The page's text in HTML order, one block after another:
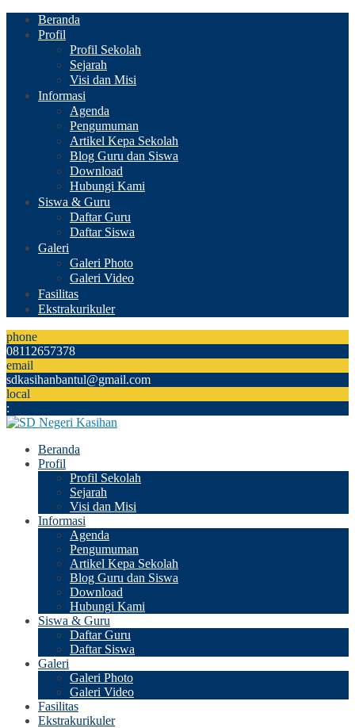
Beranda
Profil
Profil Sekolah
Sejarah
Visi dan Misi
Informasi
Agenda
Pengumuman
Artikel Kepa Sekolah
Blog Guru dan Siswa
Download
Hubungi Kami
Siswa & Guru
Daftar Guru
Daftar Siswa
Galeri
Galeri Photo
Galeri Video
Fasilitas
Ekstrakurikuler
phone
08112657378
email
sdkasihanbantul@gmail.com
local
:
Beranda
Profil
Profil Sekolah
Sejarah
Visi dan Misi
Informasi
Agenda
Pengumuman
Artikel Kepa Sekolah
Blog Guru dan Siswa
Download
Hubungi Kami
Siswa & Guru
Daftar Guru
Daftar Siswa
Galeri
Galeri Photo
Galeri Video
Fasilitas
Ekstrakurikuler